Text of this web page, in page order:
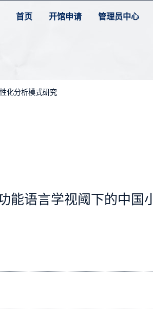
首页 开馆申请 管理员中心
化分析模式研究
能语言学视阈下的中国